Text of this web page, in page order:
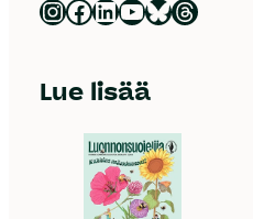
Luonnonsuojeluliitto Instagramissa Luonnonsuojeluliitto Facebookissa Luonnonsuojeluliitto LinkedInissä Luonnonsuojeluliiton YouTube-kanava Luonnonsuojeluliitto Blueskyssa Luonnonsuojeluliitto Threadsissa
Lue lisää